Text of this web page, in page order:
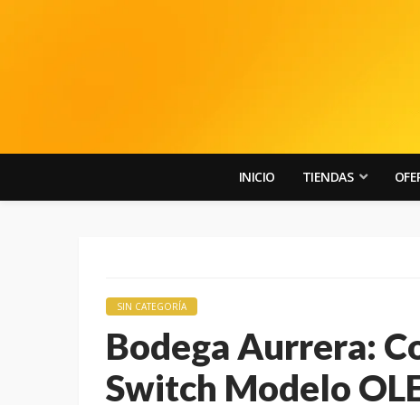
INICIO TIENDAS
SIN CATEGORÍA
Bodega Aurrera:
Switch Modelo